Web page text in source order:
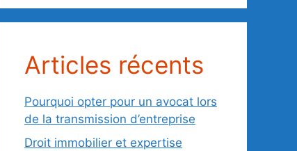
Articles récents
Pourquoi opter pour un avocat lors
de la transmission d’entreprise
Droit immobilier et expertise